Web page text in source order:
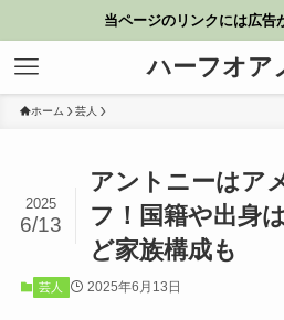
当ページのリンクには広告
ハーフオア
ホーム 芸人
アントニーはア
フ！国籍や出身
ど家族構成も
2025
6/13
芸人 2025年6月13日